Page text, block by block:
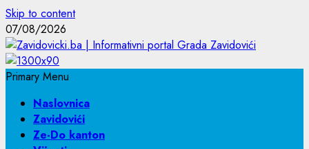
Skip to content
07/08/2026
Primary Menu
Naslovnica
Zavidovići
Ze-Do kanton